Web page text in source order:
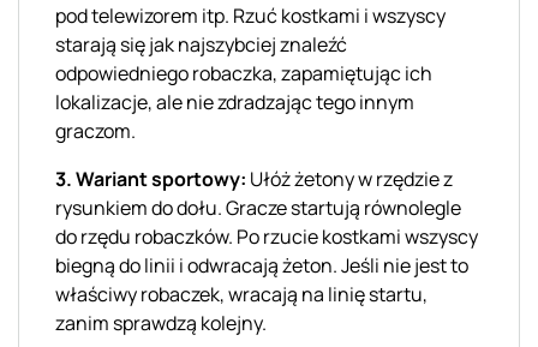
pod telewizorem itp. Rzuć kostkami i wszyscy
starają się jak najszybciej znaleźć
odpowiedniego robaczka, zapamiętując ich
lokalizacje, ale nie zdradzając tego innym
graczom.
3. Wariant sportowy: Ułóż żetony w rzędzie z
rysunkiem do dołu. Gracze startują równolegle
do rzędu robaczków. Po rzucie kostkami wszyscy
biegną do linii i odwracają żeton. Jeśli nie jest to
właściwy robaczek, wracają na linię startu,
zanim sprawdzą kolejny.